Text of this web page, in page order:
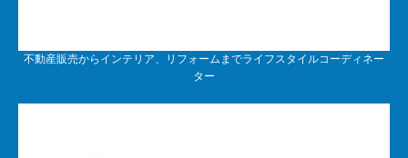
不動産販売からインテリア、リフォームまでライフスタイルコーディネー
ター